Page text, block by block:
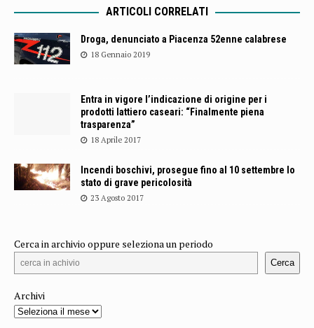
ARTICOLI CORRELATI
Droga, denunciato a Piacenza 52enne calabrese
18 Gennaio 2019
Entra in vigore l’indicazione di origine per i
prodotti lattiero caseari: “Finalmente piena
trasparenza”
18 Aprile 2017
Incendi boschivi, prosegue fino al 10 settembre lo
stato di grave pericolosità
23 Agosto 2017
Cerca in archivio oppure seleziona un periodo
Cerca
Archivi